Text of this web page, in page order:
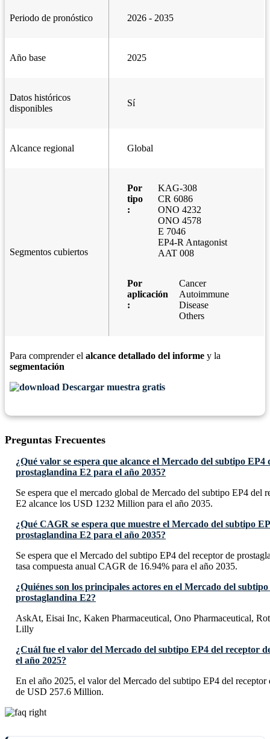
Periodo de pronóstico 2026 - 2035
Año base 2025
Datos históricos
disponibles
Sí
Alcance regional Global
Segmentos cubiertos
Por
tipo
:
KAG-308
CR 6086
ONO 4232
ONO 4578
E 7046
EP4-R Antagonist
AAT 008
Por
aplicación
:
Cancer
Autoimmune
Disease
Others
Para comprender el alcance detallado del informe y la
segmentación
Descargar muestra gratis
Preguntas Frecuentes
¿Qué valor se espera que alcance el Mercado del subtipo EP4
prostaglandina E2 para el año 2035?
Se espera que el mercado global de Mercado del subtipo EP4 del
E2 alcance los USD 1232 Million para el año 2035.
¿Qué CAGR se espera que muestre el Mercado del subtipo
prostaglandina E2 para el año 2035?
Se espera que el Mercado del subtipo EP4 del receptor de
tasa compuesta anual CAGR de 16.94% para el año 2035.
¿Quiénes son los principales actores en el Mercado del
prostaglandina E2?
AskAt, Eisai Inc, Kaken Pharmaceutical, Ono Pharmaceutical,
Lilly
¿Cuál fue el valor del Mercado del subtipo EP4 del receptor
el año 2025?
En el año 2025, el valor del Mercado del subtipo EP4 del receptor
de USD 257.6 Million.